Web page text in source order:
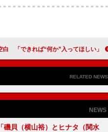
そかの予定は空白 「できれば“何か”入ってほしい」
RELATED NEWS
NEWS
磯貝（横山裕）とヒナタ（関水